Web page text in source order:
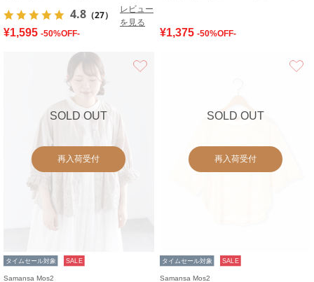
4.8 （27）
レビュー
を見る
¥1,595 -50%OFF- ¥1,375 -50%OFF-
SOLD OUT
再入荷受付
タイムセール対象 SALE
Samansa Mos2
SOLD OUT
再入荷受付
タイムセール対象 SALE
Samansa Mos2